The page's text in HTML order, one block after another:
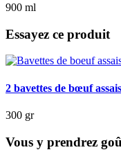
900 ml
Essayez ce produit
2 bavettes de bœuf
300 gr
Vous y prendrez